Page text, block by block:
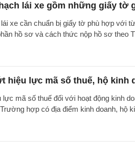
lái xe gồm những giấy tờ
xe cần chuẩn bị giấy tờ phù hợp với
hồ sơ và cách thức nộp hồ sơ theo
hiệu lực mã số thuế, hộ kinh
mã số thuế đối với hoạt động kinh
hợp có địa điểm kinh doanh, hộ